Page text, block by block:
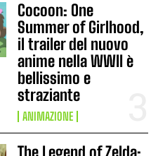
Cocoon: One
Summer of Girlhood,
il trailer del nuovo
anime nella WWII è
bellissimo e
straziante
ANIMAZIONE
The Legend of Zelda: